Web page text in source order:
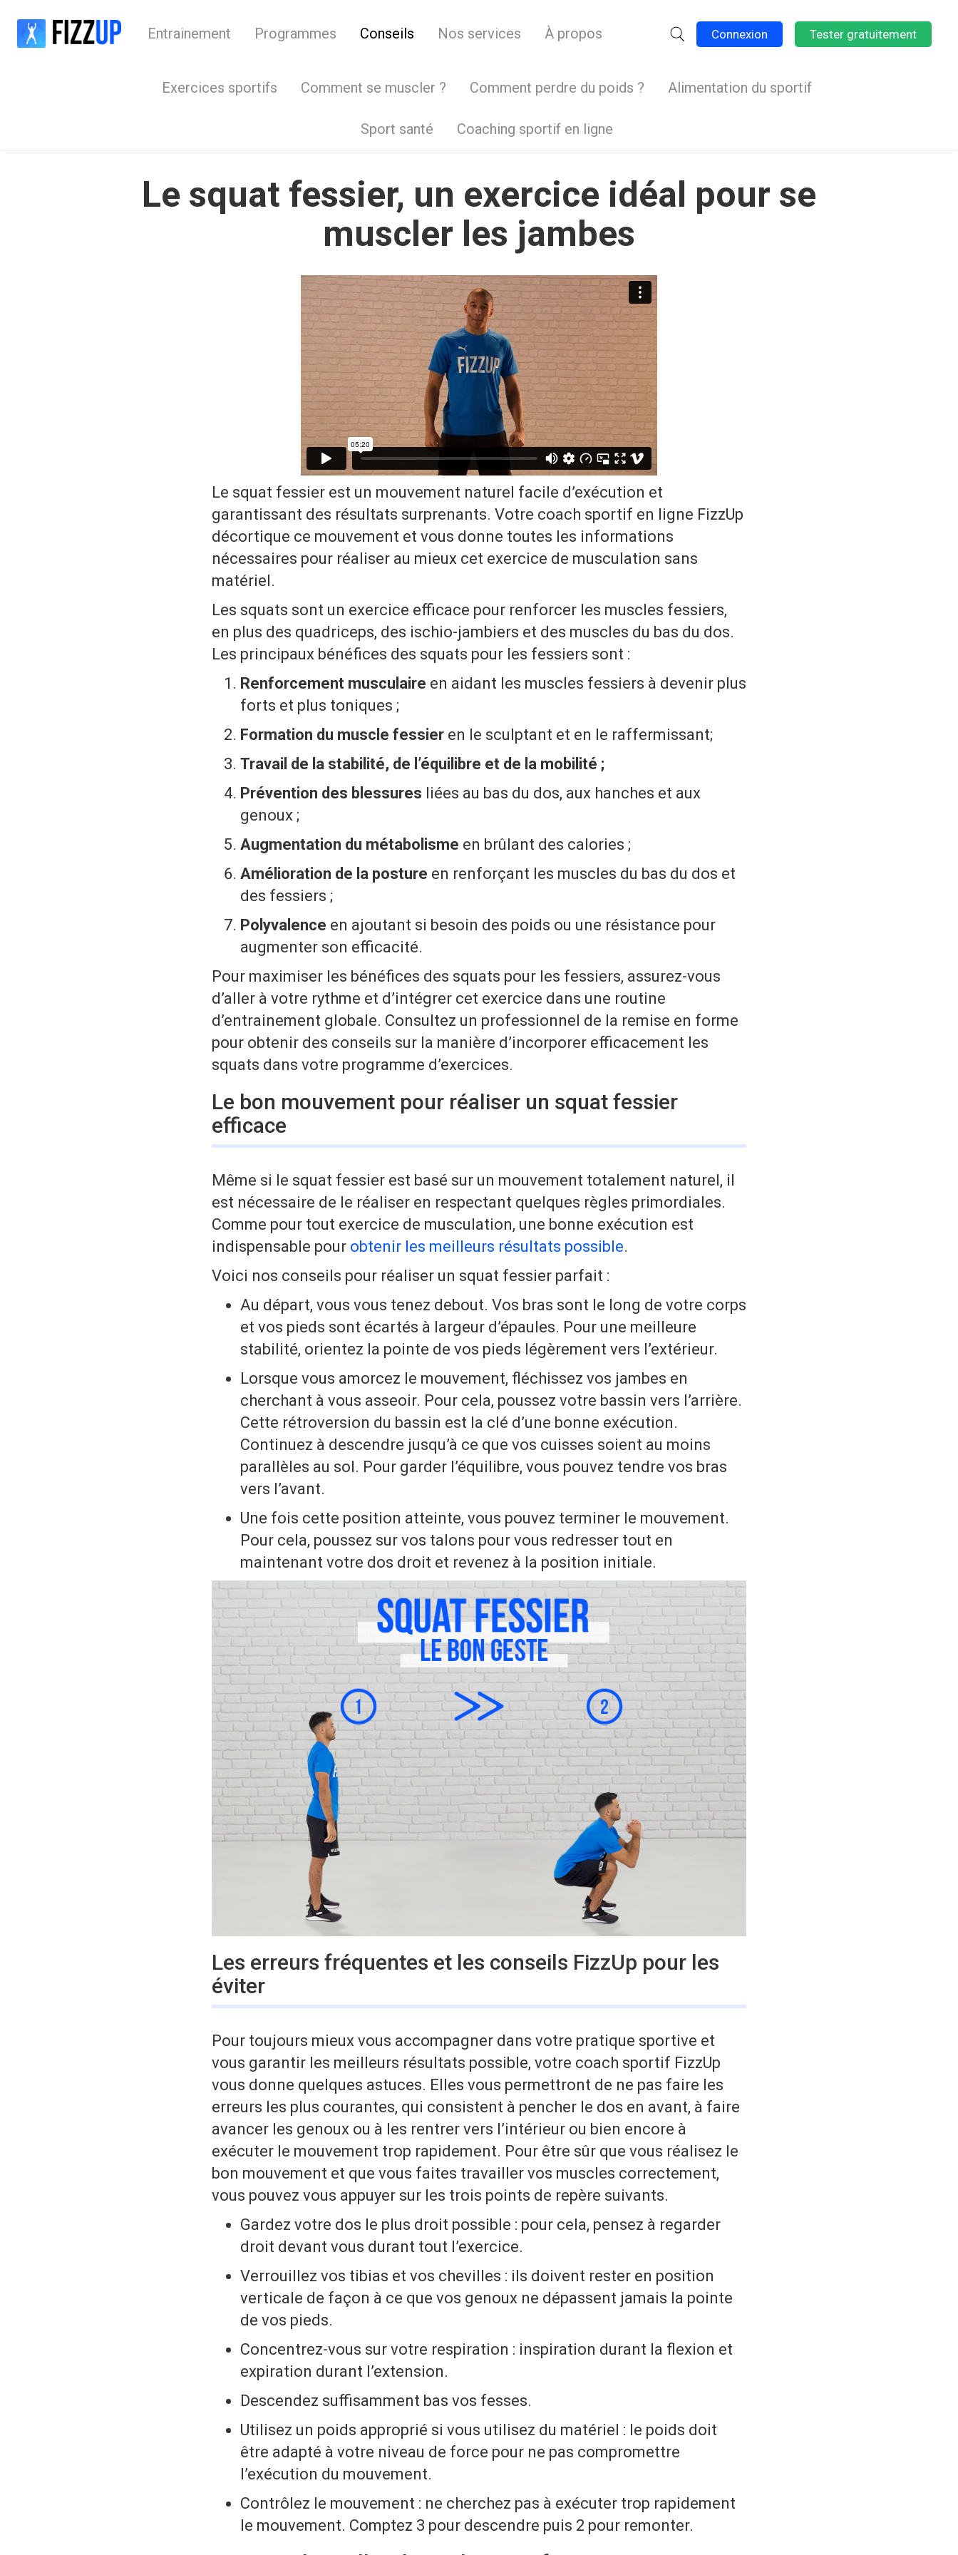
Entrainement Programmes Conseils Nos services À propos Connexion Tester gratuitement
Exercices sportifs Comment se muscler ? Comment perdre du poids ? Alimentation du sportif
Sport santé Coaching sportif en ligne
Le squat fessier, un exercice idéal pour se
muscler les jambes
Le squat fessier est un mouvement naturel facile d’exécution et
garantissant des résultats surprenants. Votre coach sportif en ligne FizzUp
décortique ce mouvement et vous donne toutes les informations
nécessaires pour réaliser au mieux cet exercice de musculation sans
matériel.
Les squats sont un exercice efficace pour renforcer les muscles fessiers,
en plus des quadriceps, des ischio-jambiers et des muscles du bas du dos.
Les principaux bénéfices des squats pour les fessiers sont :
Renforcement musculaire en aidant les muscles fessiers à devenir plus
forts et plus toniques ;
Formation du muscle fessier en le sculptant et en le raffermissant;
Travail de la stabilité, de l’équilibre et de la mobilité ;
Prévention des blessures liées au bas du dos, aux hanches et aux
genoux ;
Augmentation du métabolisme en brûlant des calories ;
Amélioration de la posture en renforçant les muscles du bas du dos et
des fessiers ;
Polyvalence en ajoutant si besoin des poids ou une résistance pour
augmenter son efficacité.
Pour maximiser les bénéfices des squats pour les fessiers, assurez-vous
d’aller à votre rythme et d’intégrer cet exercice dans une routine
d’entrainement globale. Consultez un professionnel de la remise en forme
pour obtenir des conseils sur la manière d’incorporer efficacement les
squats dans votre programme d’exercices.
Le bon mouvement pour réaliser un squat fessier
efficace
Même si le squat fessier est basé sur un mouvement totalement naturel, il
est nécessaire de le réaliser en respectant quelques règles primordiales.
Comme pour tout exercice de musculation, une bonne exécution est
indispensable pour obtenir les meilleurs résultats possible.
Voici nos conseils pour réaliser un squat fessier parfait :
Au départ, vous vous tenez debout. Vos bras sont le long de votre corps
et vos pieds sont écartés à largeur d’épaules. Pour une meilleure
stabilité, orientez la pointe de vos pieds légèrement vers l’extérieur.
Lorsque vous amorcez le mouvement, fléchissez vos jambes en
cherchant à vous asseoir. Pour cela, poussez votre bassin vers l’arrière.
Cette rétroversion du bassin est la clé d’une bonne exécution.
Continuez à descendre jusqu’à ce que vos cuisses soient au moins
parallèles au sol. Pour garder l’équilibre, vous pouvez tendre vos bras
vers l’avant.
Une fois cette position atteinte, vous pouvez terminer le mouvement.
Pour cela, poussez sur vos talons pour vous redresser tout en
maintenant votre dos droit et revenez à la position initiale.
Les erreurs fréquentes et les conseils FizzUp pour les
éviter
Pour toujours mieux vous accompagner dans votre pratique sportive et
vous garantir les meilleurs résultats possible, votre coach sportif FizzUp
vous donne quelques astuces. Elles vous permettront de ne pas faire les
erreurs les plus courantes, qui consistent à pencher le dos en avant, à faire
avancer les genoux ou à les rentrer vers l’intérieur ou bien encore à
exécuter le mouvement trop rapidement. Pour être sûr que vous réalisez le
bon mouvement et que vous faites travailler vos muscles correctement,
vous pouvez vous appuyer sur les trois points de repère suivants.
Gardez votre dos le plus droit possible : pour cela, pensez à regarder
droit devant vous durant tout l’exercice.
Verrouillez vos tibias et vos chevilles : ils doivent rester en position
verticale de façon à ce que vos genoux ne dépassent jamais la pointe
de vos pieds.
Concentrez-vous sur votre respiration : inspiration durant la flexion et
expiration durant l’extension.
Descendez suffisamment bas vos fesses.
Utilisez un poids approprié si vous utilisez du matériel : le poids doit
être adapté à votre niveau de force pour ne pas compromettre
l’exécution du mouvement.
Contrôlez le mouvement : ne cherchez pas à exécuter trop rapidement
le mouvement. Comptez 3 pour descendre puis 2 pour remonter.